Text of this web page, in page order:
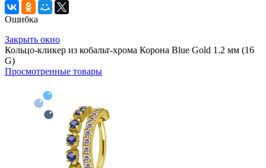
Ошибка
Закрыть окно
Кольцо-кликер из кобальт-хрома Корона Blue Gold 1.2 мм (16
G)
Просмотренные товары